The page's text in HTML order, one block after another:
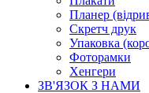
Планер
Скретч друк
Упаковка
Фоторамки
Хенгери
ЗВ'ЯЗОК З НАМИ